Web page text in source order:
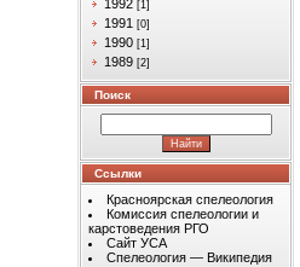
1992 [1]
1991 [0]
1990 [1]
1989 [2]
Поиск
Ссылки
Красноярская спелеология
Комиссия спелеологии и
карстоведения РГО
Сайт УСА
Спелеология — Википедия